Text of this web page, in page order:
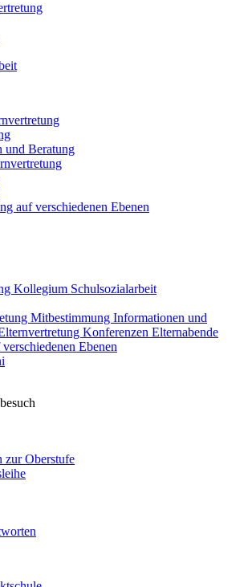
und Beratung
auf verschiedenen Ebenen
Kollegium Schulsozialarbeit
Mitbestimmung Informationen und
Konferenzen Elternabende
Ebenen
zur Oberstufe